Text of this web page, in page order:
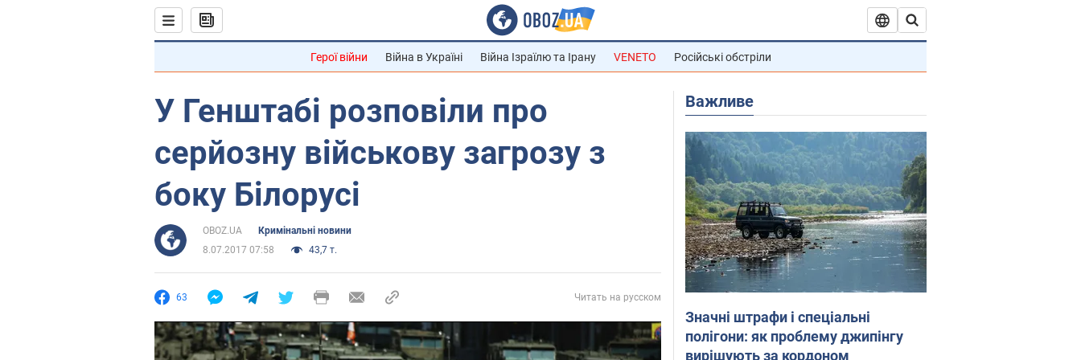
Герої війни Війна в Україні Війна Ізраїлю та Ірану VENETO Російські обстріли
У Генштабі розповіли про
серйозну військову загрозу з
боку Білорусі
OBOZ.UA
Кримінальні новини
8.07.2017 07:58
43,7 т.
63 Читать на русском
Важливе
Значні штрафи і спеціальні
полігони: як проблему джипінгу
вирішують за кордоном